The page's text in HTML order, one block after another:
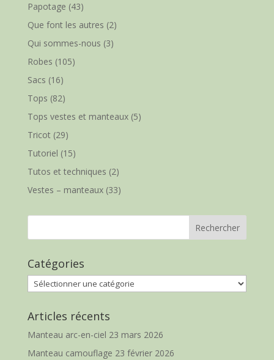
Papotage (43)
Que font les autres (2)
Qui sommes-nous (3)
Robes (105)
Sacs (16)
Tops (82)
Tops vestes et manteaux(5)
Tricot(29)
Tutoriel (15)
Tutos et techniques (2)
Vestes – manteaux(33)
Catégories
Catégories
Articles récents
Manteau arc-en-ciel 23 mars 2026
Manteau camouflage 23 février 2026